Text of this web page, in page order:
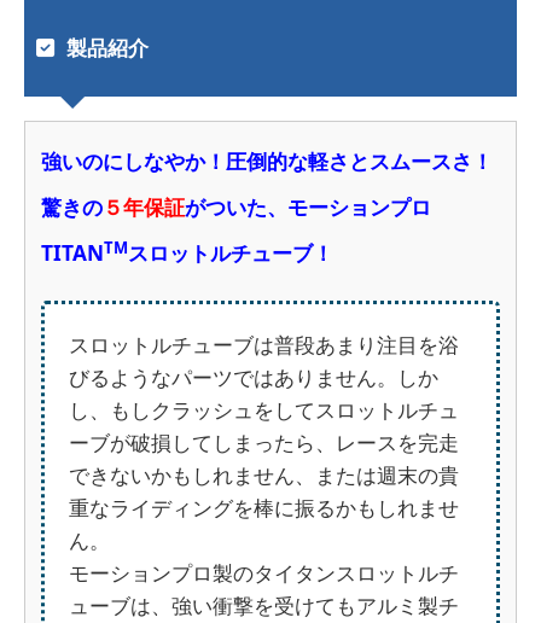
製品紹介
強いのにしなやか！圧倒的な軽さとスムースさ！
驚きの５年保証がついた、モーションプロ
TITANTMスロットルチューブ！
スロットルチューブは普段あまり注目を浴
びるようなパーツではありません。しか
し、もしクラッシュをしてスロットルチュ
ーブが破損してしまったら、レースを完走
できないかもしれません、または週末の貴
重なライディングを棒に振るかもしれませ
ん。
モーションプロ製のタイタンスロットルチ
ューブは、強い衝撃を受けてもアルミ製チ